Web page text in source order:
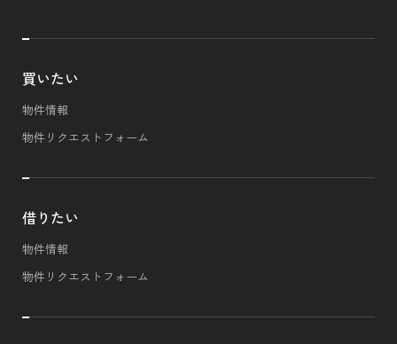
買いたい
物件情報
物件リクエストフォーム
借りたい
物件情報
物件リクエストフォーム